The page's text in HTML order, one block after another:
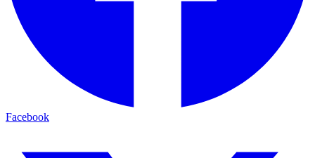
Facebook